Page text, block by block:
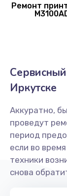
Ремонт
Иркутске
Аккуратно,
проведут
период
если во
техники
снова